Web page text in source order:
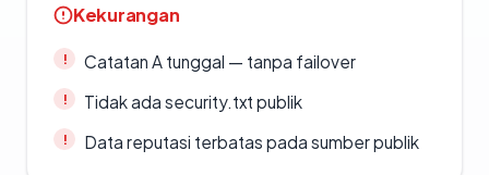
Kekurangan
Catatan A tunggal — tanpa failover
Tidak ada security.txt publik
Data reputasi terbatas pada sumber publik